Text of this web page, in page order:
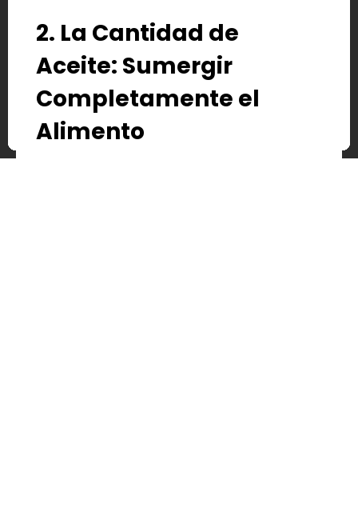
2. La Cantidad de
Aceite: Sumergir
Completamente el
Alimento